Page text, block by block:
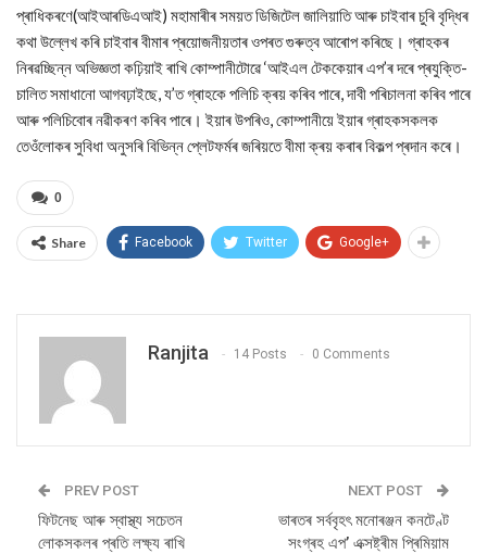
প্ৰাধিকৰণে(আইআৰডিএআই) মহামাৰীৰ সময়ত ডিজিটেল জালিয়াতি আৰু চাইবাৰ চুৰি বৃদ্ধিৰ
কথা উল্লেখ কৰি চাইবাৰ বীমাৰ প্ৰয়োজনীয়তাৰ ওপৰত গুৰুত্ব আৰোপ কৰিছে। গ্ৰাহকৰ
নিৰৱচ্ছিন্ন অভিজ্ঞতা কঢ়িয়াই ৰাখি কোম্পানীটোৱে ‘আইএল টেককেয়াৰ এপ’ৰ দৰে প্ৰযুক্তি-
চালিত সমাধানো আগবঢ়াইছে, য’ত গ্ৰাহকে পলিচি ক্ৰয় কৰিব পাৰে, দাবী পৰিচালনা কৰিব পাৰে
আৰু পলিচিবোৰ নৱীকৰণ কৰিব পাৰে। ইয়াৰ উপৰিও, কোম্পানীয়ে ইয়াৰ গ্ৰাহকসকলক
তেওঁলোকৰ সুবিধা অনুসৰি বিভিন্ন প্লেটফৰ্মৰ জৰিয়তে বীমা ক্ৰয় কৰাৰ বিকল্প প্ৰদান কৰে।
0
Share Facebook Twitter Google+
Ranjita 14 Posts 0 Comments
PREV POST
ফিটনেছ আৰু স্বাস্থ্য সচেতন
লোকসকলৰ প্ৰতি লক্ষ্য ৰাখি
NEXT POST
ভাৰতৰ সৰ্ববৃহৎ মনোৰঞ্জন কনটেণ্ট
সংগ্ৰহ এপ’ এক্সষ্ট্ৰীম প্ৰিমিয়াম